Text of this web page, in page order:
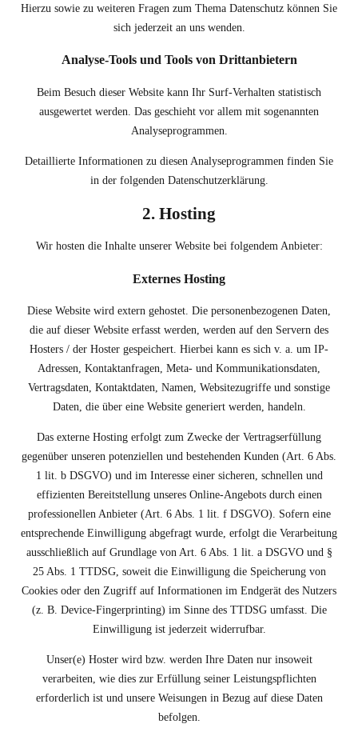
Hierzu sowie zu weiteren Fragen zum Thema Datenschutz können Sie
sich jederzeit an uns wenden.
Analyse-Tools und Tools von Dritt­anbietern
Beim Besuch dieser Website kann Ihr Surf-Verhalten statistisch
ausgewertet werden. Das geschieht vor allem mit sogenannten
Analyseprogrammen.
Detaillierte Informationen zu diesen Analyseprogrammen finden Sie
in der folgenden Datenschutzerklärung.
2. Hosting
Wir hosten die Inhalte unserer Website bei folgendem Anbieter:
Externes Hosting
Diese Website wird extern gehostet. Die personenbezogenen Daten,
die auf dieser Website erfasst werden, werden auf den Servern des
Hosters / der Hoster gespeichert. Hierbei kann es sich v. a. um IP-
Adressen, Kontaktanfragen, Meta- und Kommunikationsdaten,
Vertragsdaten, Kontaktdaten, Namen, Websitezugriffe und sonstige
Daten, die über eine Website generiert werden, handeln.
Das externe Hosting erfolgt zum Zwecke der Vertragserfüllung
gegenüber unseren potenziellen und bestehenden Kunden (Art. 6 Abs.
1 lit. b DSGVO) und im Interesse einer sicheren, schnellen und
effizienten Bereitstellung unseres Online-Angebots durch einen
professionellen Anbieter (Art. 6 Abs. 1 lit. f DSGVO). Sofern eine
entsprechende Einwilligung abgefragt wurde, erfolgt die Verarbeitung
ausschließlich auf Grundlage von Art. 6 Abs. 1 lit. a DSGVO und §
25 Abs. 1 TTDSG, soweit die Einwilligung die Speicherung von
Cookies oder den Zugriff auf Informationen im Endgerät des Nutzers
(z. B. Device-Fingerprinting) im Sinne des TTDSG umfasst. Die
Einwilligung ist jederzeit widerrufbar.
Unser(e) Hoster wird bzw. werden Ihre Daten nur insoweit
verarbeiten, wie dies zur Erfüllung seiner Leistungspflichten
erforderlich ist und unsere Weisungen in Bezug auf diese Daten
befolgen.